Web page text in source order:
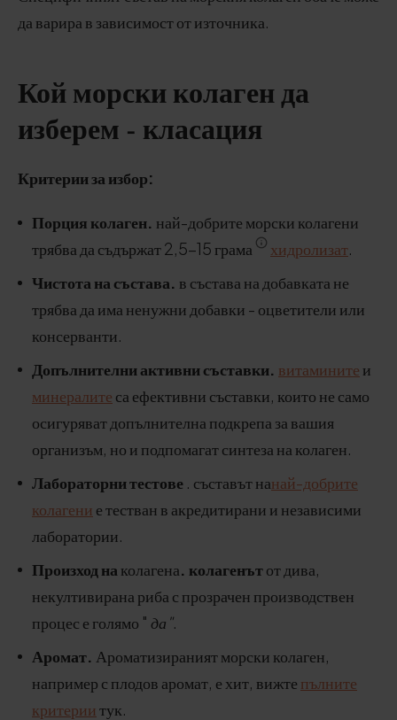
да варира в зависимост от източника.
Кой морски колаген да
изберем - класация
Критерии за избор:
Порция колаген. най-добрите морски колагени
трябва да съдържат 2,5-15 грама
хидролизат.
Чистота на състава. в състава на добавката не
трябва да има ненужни добавки - оцветители или
консерванти.
Допълнителни активни съставки. витамините и
минералите са ефективни съставки, които не само
осигуряват допълнителна подкрепа за вашия
организъм, но и подпомагат синтеза на колаген.
Лабораторни тестове . съставът нанай-добрите
колагени е тестван в акредитирани и независими
лаборатории.
Произход на колагена. колагенътот дива,
некултивирана риба с прозрачен производствен
процес е голямо " да".
Аромат. Ароматизираният морски колаген,
например с плодов аромат, е хит, вижте пълните
критериитук.